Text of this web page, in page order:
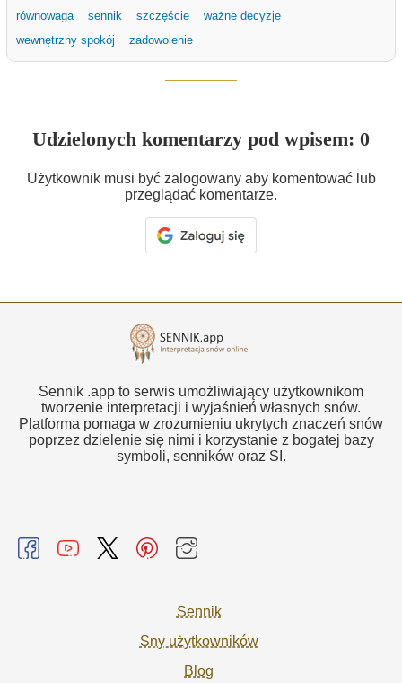
równowaga
sennik szczęście
ważne decyzje
wewnętrzny spokój
zadowolenie
Udzielonych komentarzy pod wpisem: 0
Użytkownik musi być zalogowany aby komentować lub
przeglądać komentarze.
Sennik .app to serwis umożliwiający użytkownikom
tworzenie interpretacji i wyjaśnień własnych snów.
Platforma pomaga w zrozumieniu ukrytych znaczeń snów
poprzez dzielenie się nimi i korzystanie z bogatej bazy
symboli, senników oraz SI.
Sennik
Sny użytkowników
Blog